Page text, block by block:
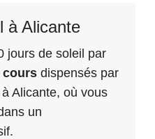
à Alicante
jours de soleil par
cours dispensés par
Alicante, où vous
un